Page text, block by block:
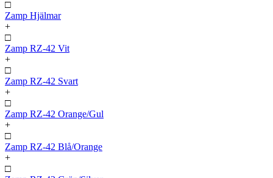
□
Zamp Hjälmar
+
□
Zamp RZ-42 Vit
+
□
Zamp RZ-42 Svart
+
□
Zamp RZ-42 Orange/Gul
+
□
Zamp RZ-42 Blå/Orange
+
□